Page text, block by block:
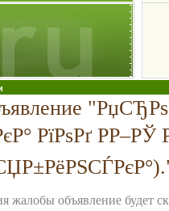
РїРѕРґ РР–РЎ
жалобы объявление будет